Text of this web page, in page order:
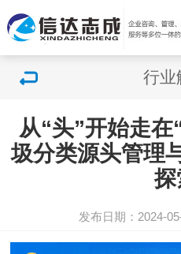
行业
从“头”开始走
圾分类源头管理
探
发布日期：2024-